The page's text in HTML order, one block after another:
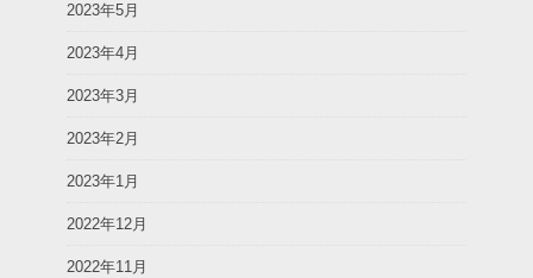
2023年5月
2023年4月
2023年3月
2023年2月
2023年1月
2022年12月
2022年11月